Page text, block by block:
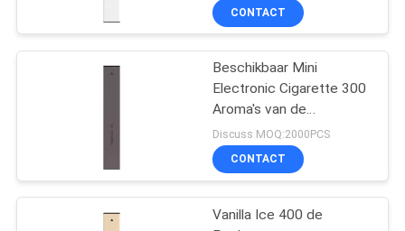
1.2ml niet Zonder lek
CONTACT
Beschikbaar Mini
Electronic Cigarette 300
Aroma's van de
Rookwolkentabak
Discuss MOQ:2000PCS
CONTACT
Vanilla Ice 400 de